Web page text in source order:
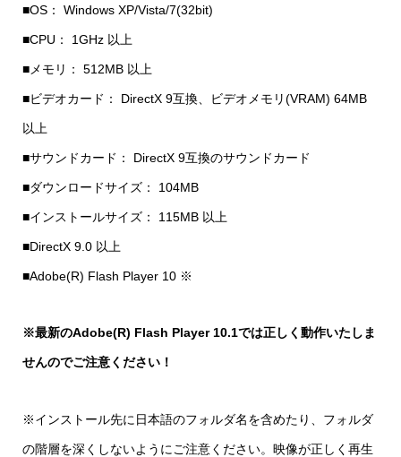
■OS： Windows XP/Vista/7(32bit)
■CPU： 1GHz 以上
■メモリ： 512MB 以上
■ビデオカード： DirectX 9互換、ビデオメモリ(VRAM) 64MB
以上
■サウンドカード： DirectX 9互換のサウンドカード
■ダウンロードサイズ： 104MB
■インストールサイズ： 115MB 以上
■DirectX 9.0 以上
■Adobe(R) Flash Player 10 ※
※最新のAdobe(R) Flash Player 10.1では正しく動作いたしま
せんのでご注意ください！
※インストール先に日本語のフォルダ名を含めたり、フォルダ
の階層を深くしないようにご注意ください。映像が正しく再生